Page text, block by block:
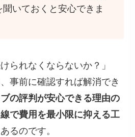
聞いておくと安心できま
られなくならないか？」
事前に確認すれば解消でき
の評判が安心できる理由の
で費用を最小限に抑える工
るのです。